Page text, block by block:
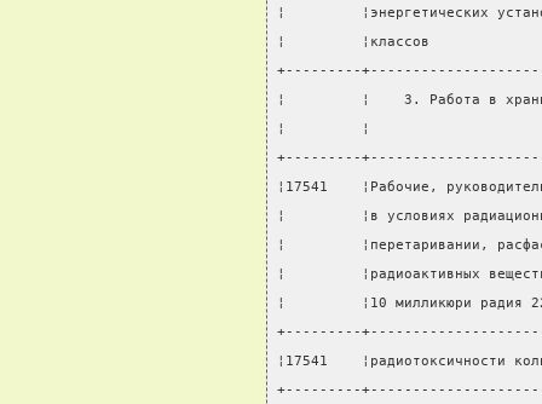
¦         ¦энергетических
¦         ¦классов
+---------
¦         ¦    3. Работа в
¦         ¦
+---------
¦17541    ¦Рабочие,
¦         ¦в условиях
¦         ¦перетаривании,
¦         ¦радиоактивных
¦         ¦10 милликюри радия
+---------
¦17541    ¦радиотоксичности
+---------